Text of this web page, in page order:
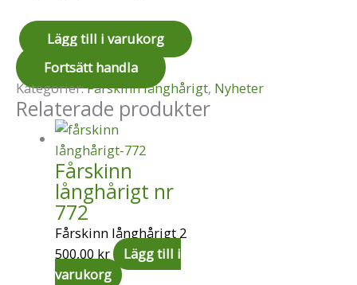
Lägg till i varukorg
Fortsätt handla
Kategorier:Fårskinn långhårigt, Nyheter
Relaterade produkter
Fårskinn
långhårigt nr
772
Fårskinn långhårigt 2
500,00 kr
Lägg till i
varukorg